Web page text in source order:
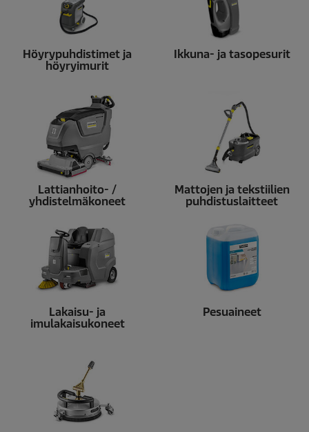
Höyrypuhdistimet ja
höyryimurit
Ikkuna- ja tasopesurit
Lattianhoito- /
yhdistelmäkoneet
Mattojen ja tekstiilien
puhdistuslaitteet
Lakaisu- ja
imulakaisukoneet
Pesuaineet